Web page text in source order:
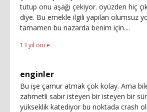
tutup onu aşağı çekiyor. oyüzden hiç
diye. Bu emekle ilgili yapılan olumsuz
tamamen bu nazarda benim için....
13 yıl önce
enginler
Bu işe çamur atmak çok kolay. Ama
zahmetli sabır isteyen bir isteyen bir
yükseklik katediyor bu noktada crash